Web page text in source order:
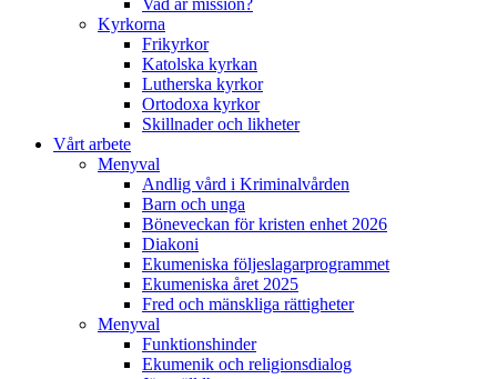
Kyrkorna
Frikyrkor
Katolska kyrkan
Lutherska kyrkor
Ortodoxa kyrkor
Skillnader och likheter
Vårt arbete
Menyval
Andlig vård i Kriminalvården
Barn och unga
Böneveckan för kristen enhet 2026
Diakoni
Ekumeniska följeslagarprogrammet
Ekumeniska året 2025
Fred och mänskliga rättigheter
Menyval
Funktionshinder
Ekumenik och religionsdialog